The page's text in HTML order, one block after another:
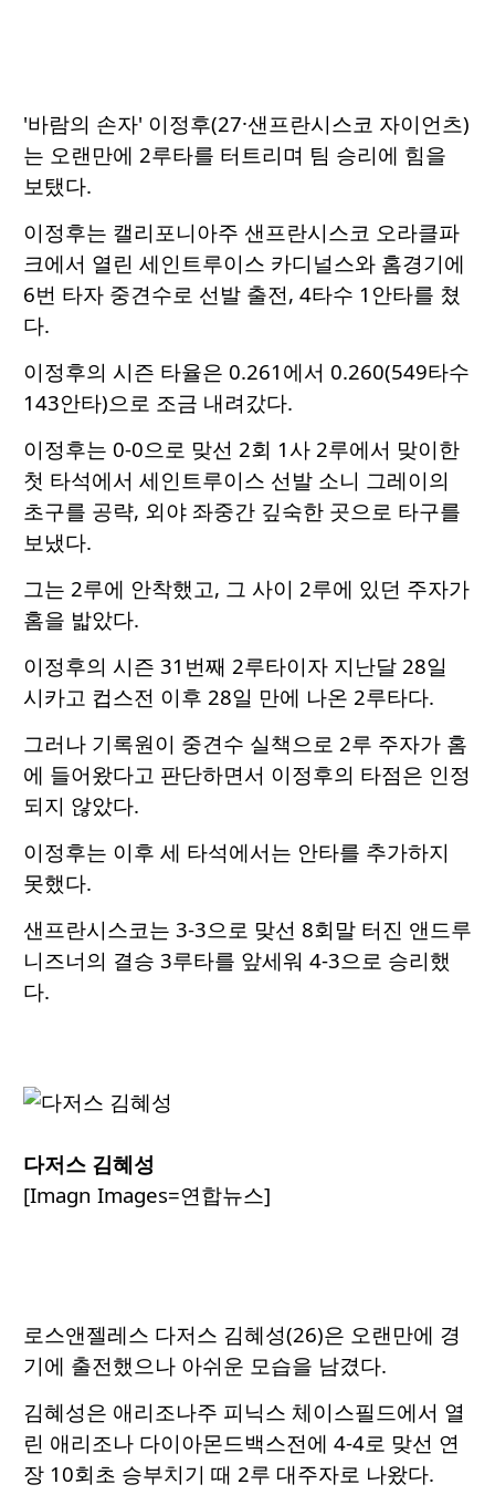
'바람의 손자' 이정후(27·샌프란시스코 자이언츠)
는 오랜만에 2루타를 터트리며 팀 승리에 힘을
보탰다.
이정후는 캘리포니아주 샌프란시스코 오라클파
크에서 열린 세인트루이스 카디널스와 홈경기에
6번 타자 중견수로 선발 출전, 4타수 1안타를 쳤
다.
이정후의 시즌 타율은 0.261에서 0.260(549타수
143안타)으로 조금 내려갔다.
이정후는 0-0으로 맞선 2회 1사 2루에서 맞이한
첫 타석에서 세인트루이스 선발 소니 그레이의
초구를 공략, 외야 좌중간 깊숙한 곳으로 타구를
보냈다.
그는 2루에 안착했고, 그 사이 2루에 있던 주자가
홈을 밟았다.
이정후의 시즌 31번째 2루타이자 지난달 28일
시카고 컵스전 이후 28일 만에 나온 2루타다.
그러나 기록원이 중견수 실책으로 2루 주자가 홈
에 들어왔다고 판단하면서 이정후의 타점은 인정
되지 않았다.
이정후는 이후 세 타석에서는 안타를 추가하지
못했다.
샌프란시스코는 3-3으로 맞선 8회말 터진 앤드루
니즈너의 결승 3루타를 앞세워 4-3으로 승리했
다.
다저스 김혜성
[Imagn Images=연합뉴스]
로스앤젤레스 다저스 김혜성(26)은 오랜만에 경
기에 출전했으나 아쉬운 모습을 남겼다.
김혜성은 애리조나주 피닉스 체이스필드에서 열
린 애리조나 다이아몬드백스전에 4-4로 맞선 연
장 10회초 승부치기 때 2루 대주자로 나왔다.